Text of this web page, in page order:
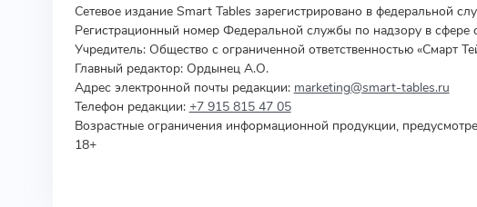
Сетевое издание Smart Tables зарегистрировано в федеральной
Регистрационный номер Федеральной службы по надзору в
Учредитель: Общество с ограниченной ответственностью «Смарт
Главный редактор: Ордынец А.О.
Адрес электронной почты редакции: marketing@smart-tables.ru
Телефон редакции: +7 915 815 47 05
Возрастные ограничения информационной продукции,
18+